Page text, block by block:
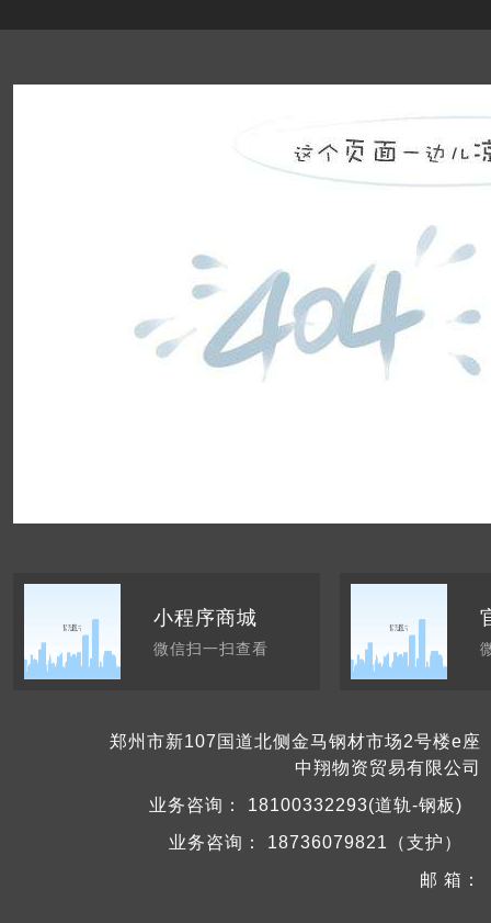
小程序商城
微信扫一扫查看
郑州市新107国道北侧金马钢材市场2号楼e座
中翔物资贸易有限公司
业务咨询：
18100332293(道轨-钢板)
业务咨询：
18736079821（支护）
邮 箱：